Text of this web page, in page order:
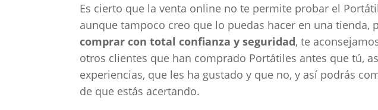
Es cierto que la venta online no te permite probar el
aunque tampoco creo que lo puedas hacer en una tienda,
comprar con total confianza y seguridad, te
otros clientes que han comprado Portátiles antes que tú,
experiencias, que les ha gustado y que no, y así podrás
de que estás acertando.